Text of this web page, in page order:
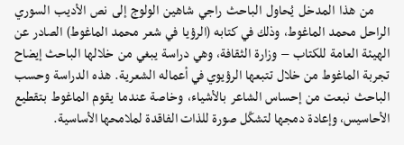
من هذا المدخل يُحاول الباحث راجي شاهين الولوج إلى نص الأديب السوري
الراحل محمد الماغوط، وذلك في كتابه (الرؤيا في شعر محمد الماغوط) الصادر عن
الهيئة العامة للكتاب – وزارة الثقافة، وهي دراسة يبغي من خلالها الباحث إيضاح
تجربة الماغوط من خلال تتبعها الرؤيوي في أعماله الشعرية. هذه الدراسة وحسب
الباحث نبعت من إحساس الشاعر بالأشياء، وخاصة عندما يقوم الماغوط بتقطيع
الأحاسيس، وإعادة دمجها لتشكّل صورة للذات الفاقدة لملامحها الأساسية.